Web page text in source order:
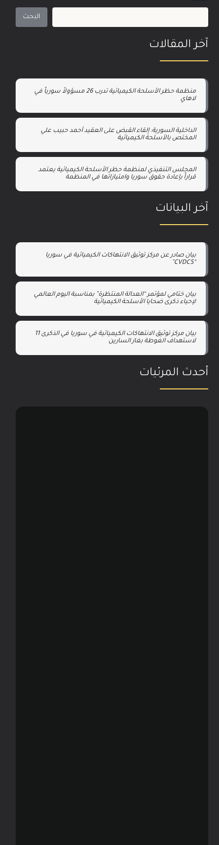
البحث
آخر المقالات
منظمة حظر الأسلحة الكيميائية تدرب 26 مسؤولاً سورياً في
لاهاي
الداخلية السورية: إلقاء القبض على العقيد أحمد حبيب علي
المختص بالأسلحة الكيميائية
المجلس التنفيذي لمنظمة حظر الأسلحة الكيميائية يعتمد
قراراً بإعادة حقوق سوريا وامتيازاتها في المنظمة
آخر البيانات
بيان صادر عن مركز توثيق الانتهاكات الكيميائية في سوريا
“CVDCS”
بيان ختامي لمؤتمر “العدالة المنتظرة” بمناسبة اليوم العالمي
لإحياء ذكرى ضحايا الأسلحة الكيميائية
بيان مركز توثيق الانتهاكات الكيميائية في سوريا في الذكرى 11
لاستهداف الغوطة بغاز السارين
أحدث المرئيات